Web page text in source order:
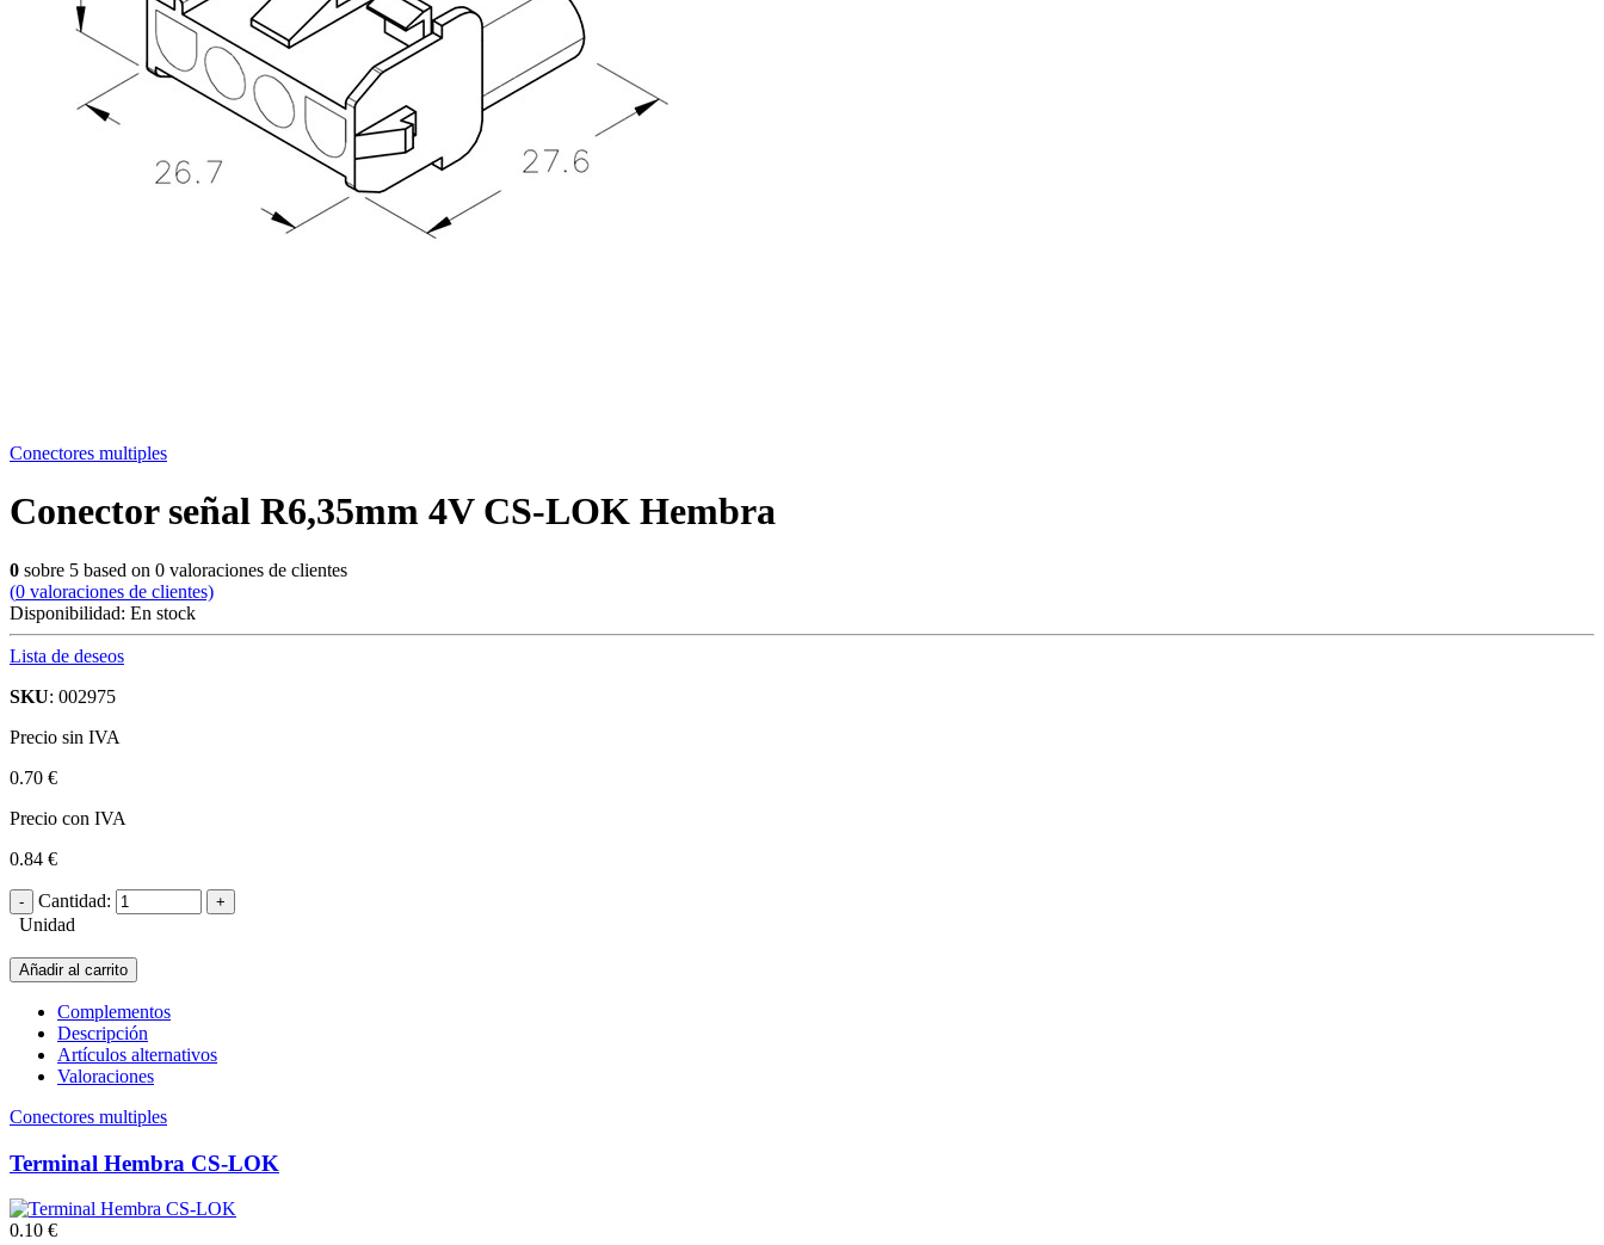
Conectores multiples
Conector señal R6,35mm 4V CS-LOK Hembra
0 sobre 5 based on 0 valoraciones de clientes
(0 valoraciones de clientes)
Disponibilidad: En stock
Lista de deseos
SKU: 002975
Precio sin IVA
0.70 €
Precio con IVA
0.84 €
Cantidad:
Unidad
Añadir al carrito
Complementos
Descripción
Artículos alternativos
Valoraciones
Conectores multiples
Terminal Hembra CS-LOK
0.10 €